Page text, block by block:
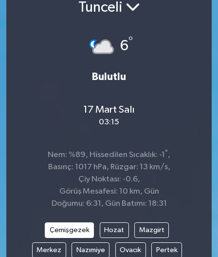
Tunceli
6°
Bulutlu
17 Mart Salı
03:15
Nem: %89, Hissedilen Sıcaklık: -1 ° ,
Basınç: 1017 hPa, Rüzgar: 13 km/s,
Çiy Noktası: -0.6,
Görüş Mesafesi: 10 km, Gün
Doğumu: 6:31, Gün Batımı: 18:31
Çemişgezek Hozat Mazgirt
Merkez Nazımiye Ovacık Pertek